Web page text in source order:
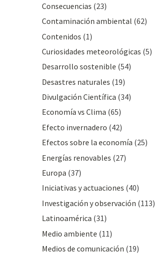
Consecuencias (23)
Contaminación ambiental (62)
Contenidos (1)
Curiosidades meteorológicas (5)
Desarrollo sostenible (54)
Desastres naturales (19)
Divulgación Cientí­fica (34)
Economía vs Clima (65)
Efecto invernadero (42)
Efectos sobre la economía (25)
Energías renovables (27)
Europa (37)
Iniciativas y actuaciones (40)
Investigación y observación (113)
Latinoamérica (31)
Medio ambiente (11)
Medios de comunicación (19)